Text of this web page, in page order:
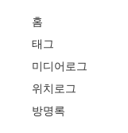
홈
태그
미디어로그
위치로그
방명록